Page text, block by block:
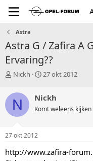
Astra
Astra G / Zafira A
Ervaring??
T
p
i
c
s
a
t
Nickh
S
r
t
a
m
27 okt 2012
N Nickh
Komt weleens kijken
27 okt 2012
http://www.zafira-